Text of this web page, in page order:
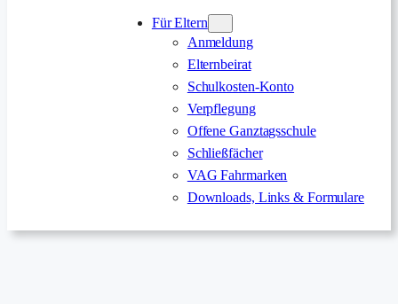
Für Eltern
Anmeldung
Elternbeirat
Schulkosten-Konto
Verpflegung
Offene Ganztagsschule
Schließfächer
VAG Fahrmarken
Downloads, Links & Formulare